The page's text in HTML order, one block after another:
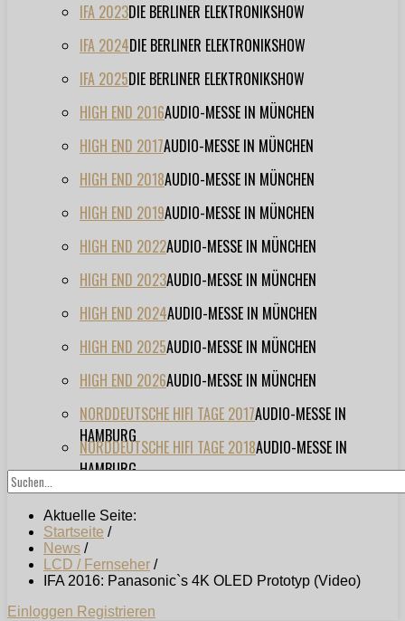
IFA 2023DIE BERLINER ELEKTRONIKSHOW
IFA 2024DIE BERLINER ELEKTRONIKSHOW
IFA 2025DIE BERLINER ELEKTRONIKSHOW
HIGH END 2016AUDIO-MESSE IN MÜNCHEN
HIGH END 2017AUDIO-MESSE IN MÜNCHEN
HIGH END 2018AUDIO-MESSE IN MÜNCHEN
HIGH END 2019AUDIO-MESSE IN MÜNCHEN
HIGH END 2022AUDIO-MESSE IN MÜNCHEN
HIGH END 2023AUDIO-MESSE IN MÜNCHEN
HIGH END 2024AUDIO-MESSE IN MÜNCHEN
HIGH END 2025AUDIO-MESSE IN MÜNCHEN
HIGH END 2026AUDIO-MESSE IN MÜNCHEN
NORDDEUTSCHE HIFI TAGE 2017AUDIO-MESSE IN
HAMBURG
NORDDEUTSCHE HIFI TAGE 2018AUDIO-MESSE IN
HAMBURG
Aktuelle Seite:
Startseite /
News /
LCD / Fernseher /
IFA 2016: Panasonic`s 4K OLED Prototyp (Video)
Einloggen Registrieren